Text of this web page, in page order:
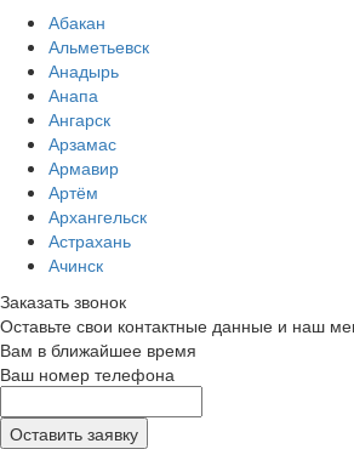
Абакан
Альметьевск
Анадырь
Анапа
Ангарск
Арзамас
Армавир
Артём
Архангельск
Астрахань
Ачинск
Заказать звонок
Оставьте свои контактные данные и наш
Вам в ближайшее время
Ваш номер телефона